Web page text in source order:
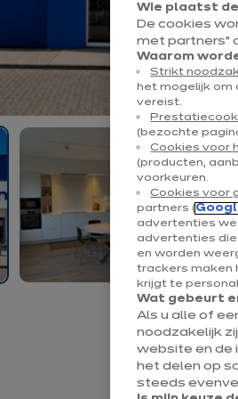
Wie plaatst
De cookies
met partners”
Waarom
Strikt
het mogelijk om
vereist.
(bezochte
Cookies voor
(producten,
voorkeuren.
Cookies voor
partners (
advertenties
advertenties die
en worden
trackers maken
krijgt te
Wat gebeurt
Als u alle of
noodzakelijk
website en de
het delen op
steeds